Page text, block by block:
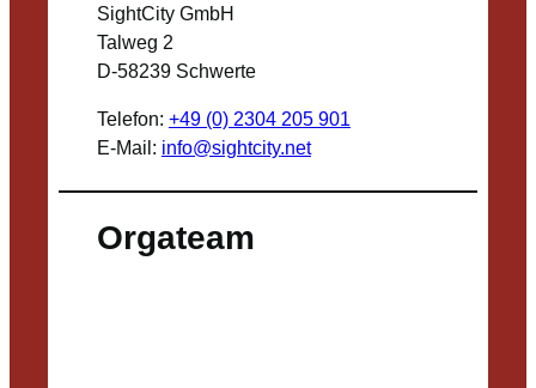
SightCity GmbH
Talweg 2
D-58239 Schwerte
Telefon: +49 (0) 2304 205 901
E-Mail: info@sightcity.net
Orgateam